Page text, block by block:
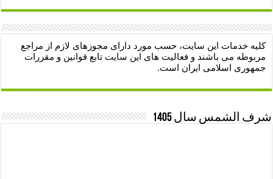
کلیه خدمات این سایت، حسب مورد دارای مجوزهای لازم از مراجع
مربوطه می باشند و فعالیت های این سایت تابع قوانین و مقررات
جمهوری اسلامی ایران است.
شرف الشمس سال 1405